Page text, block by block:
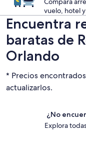
vuelo, hotel
Encuentra
baratas de
Orlando
* Precios
actualizarlos.
¿No
Explora